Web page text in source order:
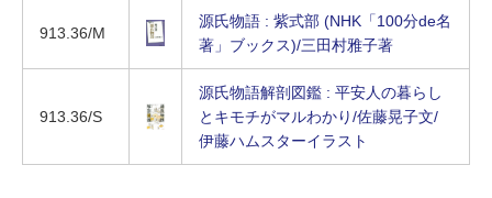
913.36/M
源氏物語 : 紫式部 (NHK「100分de名
著」ブックス)/三田村雅子著
913.36/S
源氏物語解剖図鑑 : 平安人の暮らし
とキモチがマルわかり/佐藤晃子文/
伊藤ハムスターイラスト